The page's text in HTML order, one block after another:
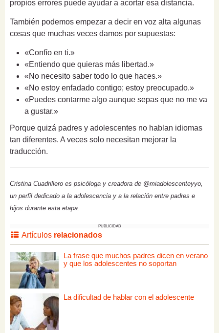
propios errores puede ayudar a acortar esa distancia.
También podemos empezar a decir en voz alta algunas
cosas que muchas veces damos por supuestas:
«Confío en ti.»
«Entiendo que quieras más libertad.»
«No necesito saber todo lo que haces.»
«No estoy enfadado contigo; estoy preocupado.»
«Puedes contarme algo aunque sepas que no me va
a gustar.»
Porque quizá padres y adolescentes no hablan idiomas
tan diferentes. A veces solo necesitan mejorar la
traducción.
Cristina Cuadrillero es psicóloga y creadora de @miadolescenteyyo,
un perfil dedicado a la adolescencia y a la relación entre padres e
hijos durante esta etapa.
PUBLICIDAD
Artículos relacionados
La frase que muchos padres dicen en verano
y que los adolescentes no soportan
La dificultad de hablar con el adolescente